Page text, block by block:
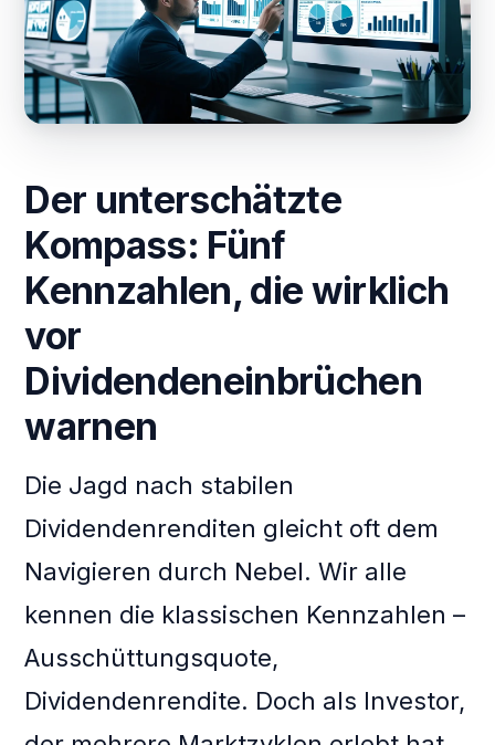
Der unterschätzte
Kompass: Fünf
Kennzahlen, die wirklich
vor
Dividendeneinbrüchen
warnen
Die Jagd nach stabilen
Dividendenrenditen gleicht oft dem
Navigieren durch Nebel. Wir alle
kennen die klassischen Kennzahlen –
Ausschüttungsquote,
Dividendenrendite. Doch als Investor,